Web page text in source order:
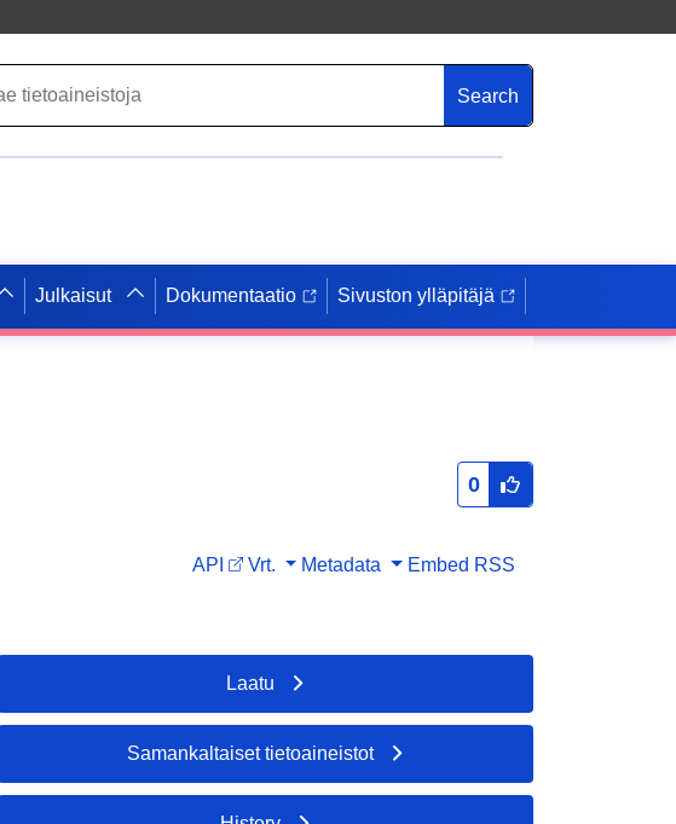
Search
Julkaisut Dokumentaatio Sivuston ylläpitäjä
0
API Vrt. Metadata Embed RSS
Laatu
Samankaltaiset tietoaineistot